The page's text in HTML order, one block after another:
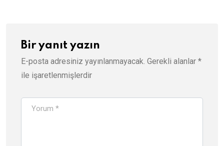
Bir yanıt yazın
E-posta adresiniz yayınlanmayacak. Gerekli alanlar *
ile işaretlenmişlerdir